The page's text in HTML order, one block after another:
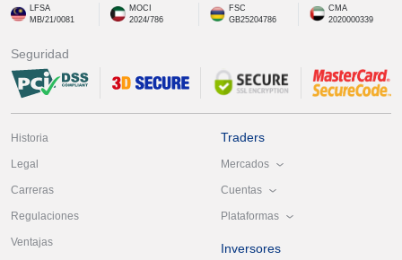
LFSA
MB/21/0081
MOCI
2024/786
FSC
GB25204786
CMA
2020000339
Seguridad
Historia
Legal
Carreras
Regulaciones
Ventajas
Traders
Mercados
Cuentas
Plataformas
Inversores